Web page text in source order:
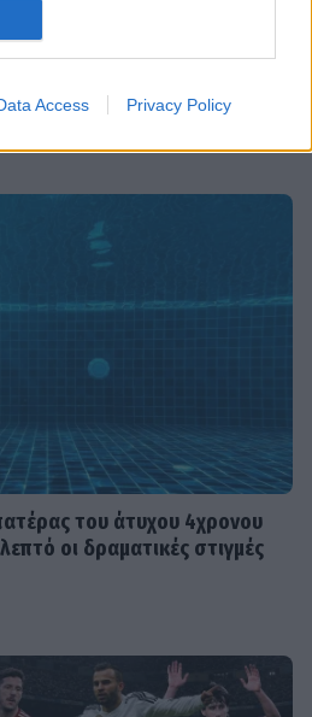
Access Privacy Policy
αλλά
μέσα
πρόγραμμα
χωρίς
μου
του άτυχου 4χρονου
οι δραματικές στιγμές